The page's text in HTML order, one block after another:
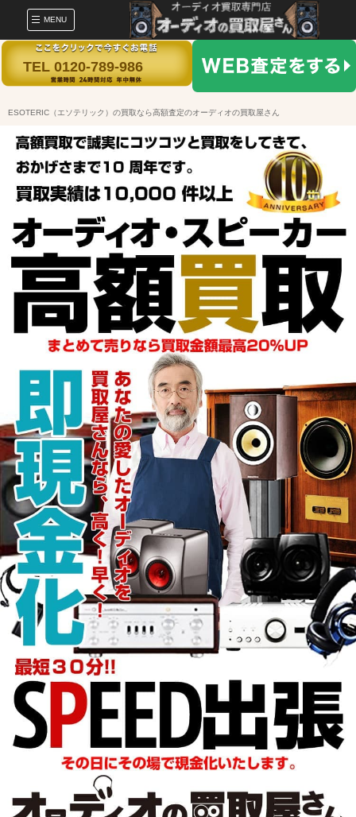
MENU
TEL 0120-789-986
ESOTERIC（エソテリック）の買取なら高額査定のオーディオの買取屋さん